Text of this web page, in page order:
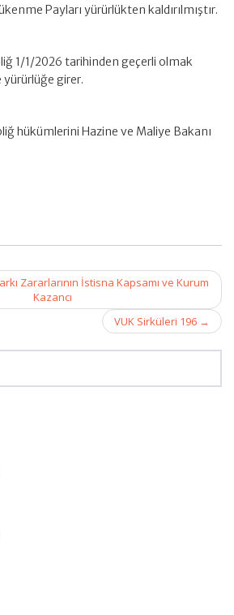
Payları yürürlükten kaldırılmıştır.
1/1/2026 tarihinden geçerli olmak
yürürlüğe girer.
hükümlerini Hazine ve Maliye Bakanı
Zararlarının İstisna Kapsamı ve Kurum
Kazancı
VUK Sirküleri 196 →